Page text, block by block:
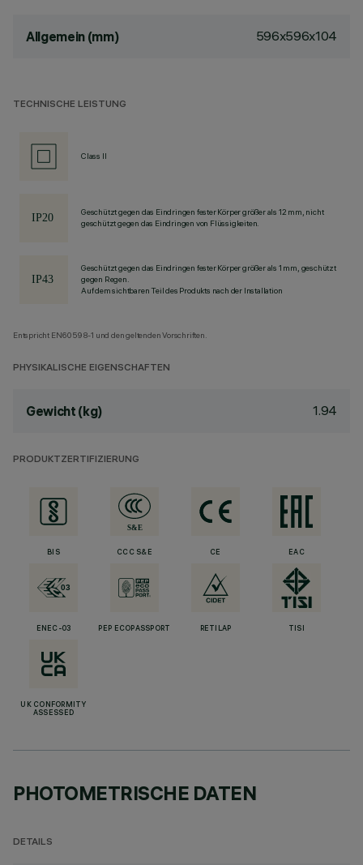
Allgemein (mm) 596x596x104
TECHNISCHE LEISTUNG
Class II
Geschützt gegen das Eindringen fester Körper größer als 12 mm, nicht
geschützt gegen das Eindringen von Flüssigkeiten.
Geschützt gegen das Eindringen fester Körper größer als 1 mm, geschützt
gegen Regen.
Auf dem sichtbaren Teil des Produkts nach der Installation
Entspricht EN60598-1 und den geltenden Vorschriften.
PHYSIKALISCHE EIGENSCHAFTEN
Gewicht (kg) 1.94
PRODUKTZERTIFIZIERUNG
BIS CCC S&E CE EAC
ENEC-03 PEP ECOPASSPORT RETILAP TISI
UK CONFORMITY
ASSESSED
PHOTOMETRISCHE DATEN
DETAILS